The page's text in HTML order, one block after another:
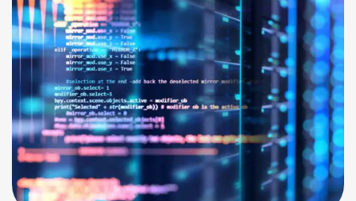
SINTEK CORE SYSTEM
Translation & Localization